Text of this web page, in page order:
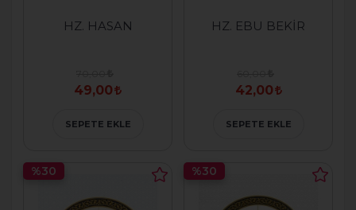
HZ. HASAN
49,00
SEPETE EKLE
HZ. EBU BEKİR
42,00
SEPETE EKLE
%30 %30